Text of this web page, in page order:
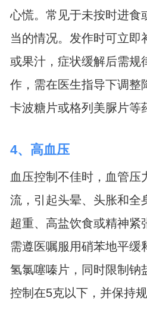
心慌。常见于未按时进食
当的情况。发作时可立即
或果汁，症状缓解后需规
作，需在医生指导下调整
卡波糖片或格列美脲片等
4、高血压
血压控制不佳时，血管压
流，引起头晕、头胀和全
超重、高盐饮食或精神紧
需遵医嘱服用硝苯地平缓
氢氯噻嗪片，同时限制钠
控制在5克以下，并保持规